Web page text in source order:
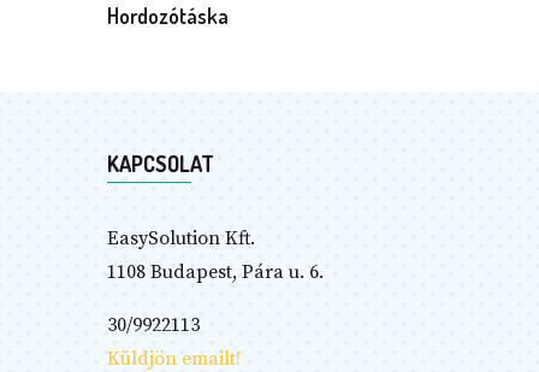
Hordozótáska
Mennyiség: 1 db
KAPCSOLAT
EasySolution Kft.
1108 Budapest, Pára u. 6.
30/9922113
Küldjön emailt!